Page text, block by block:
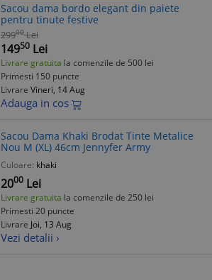
Sacou dama bordo elegant din paiete
pentru tinute festive
29900 Lei
14950 Lei
Livrare gratuita la comenzile de 500 lei
Primesti 150 puncte
Livrare Vineri, 14 Aug
Adauga in cos
Sacou Dama Khaki Brodat Tinte Metalice
Nou M (XL) 46cm Jennyfer Army
Culoare: khaki
2000 Lei
Livrare gratuita la comenzile de 250 lei
Primesti 20 puncte
Livrare Joi, 13 Aug
Vezi detalii ›